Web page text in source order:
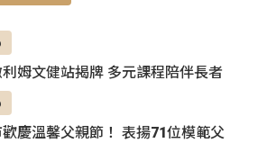
姆文健站揭牌 多元課程陪伴長者
慶溫馨父親節！ 表揚71位模範父